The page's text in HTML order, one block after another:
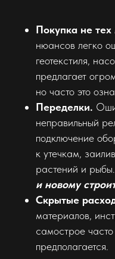
Покупка не
нюансов легко
геотекстиля,
предлагает
но часто это
Переделки.
неправильный
подключение
к утечкам,
растений и рыбы.
и новому
Скрытые
материалов,
самострое
предполагается.